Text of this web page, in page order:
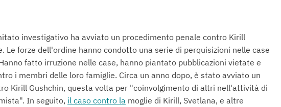
investigativo ha avviato un procedimento penale contro Kirill
Le forze dell'ordine hanno condotto una serie di perquisizioni nelle case
fatto irruzione nelle case, hanno piantato pubblicazioni vietate e
i membri delle loro famiglie. Circa un anno dopo, è stato avviato un
Kirill Gushchin, questa volta per "coinvolgimento di altri nell'attività di
In seguito, il caso contro la moglie di Kirill, Svetlana, e altre